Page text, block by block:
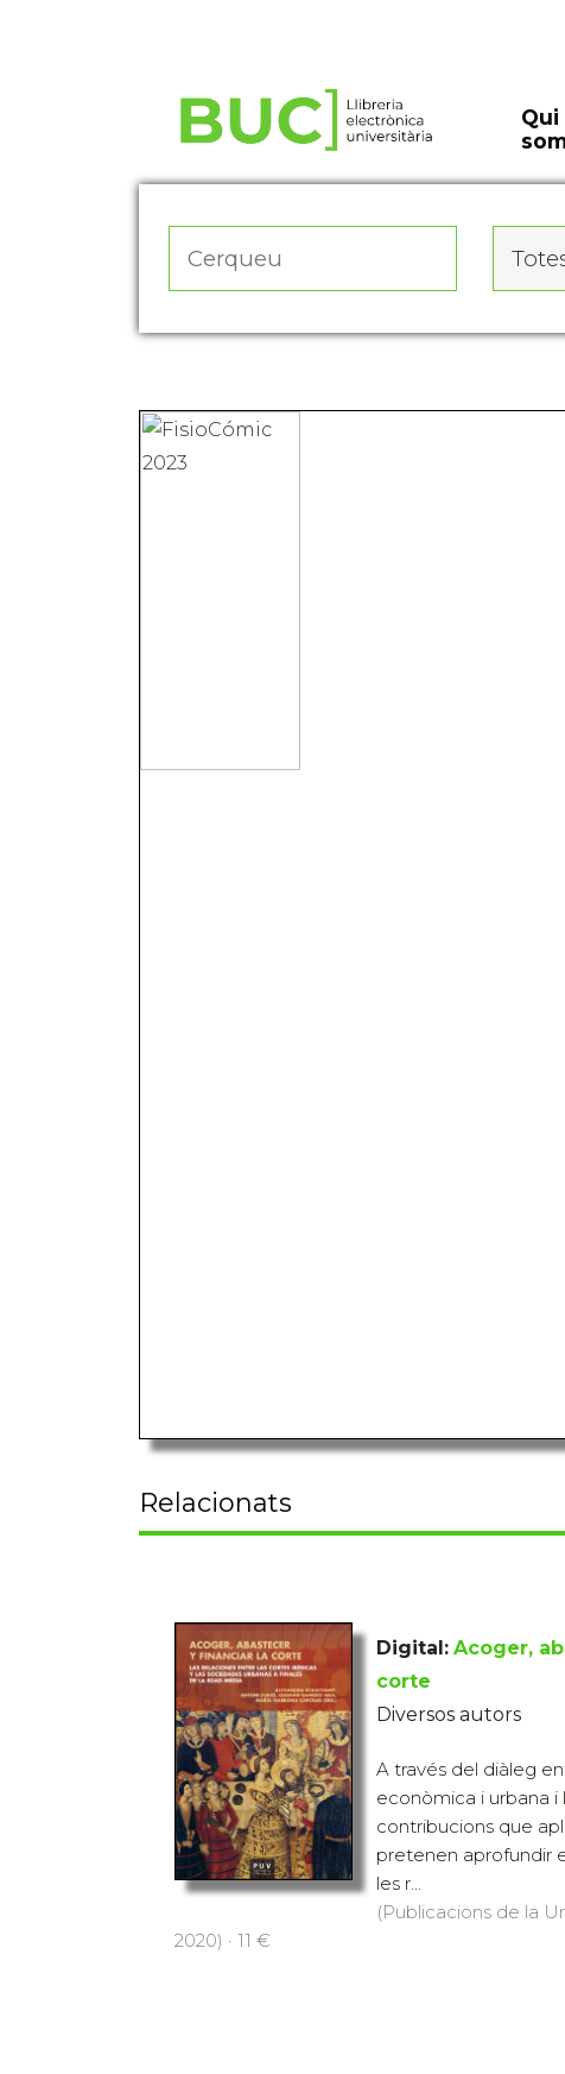
Qui
Relacionats
Digital: Acoger,
corte
Diversos autors
A través del diàleg
econòmica i urbana i
contribucions que
pretenen aprofundir
les r...
(Publicacions de la
2020) · 11 €